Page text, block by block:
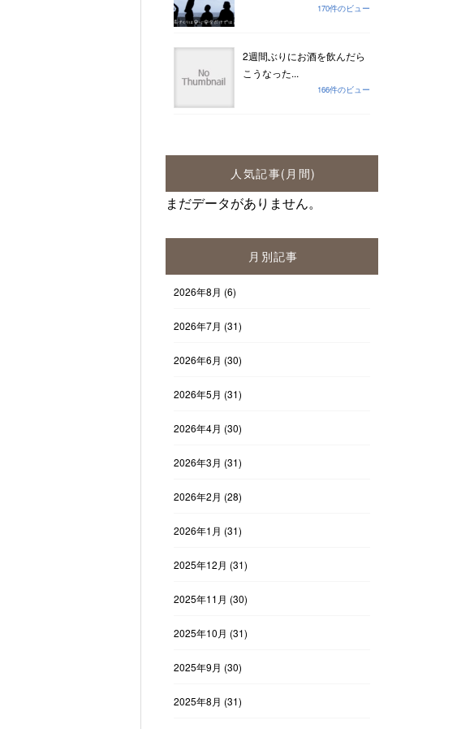
170件のビュー
2週間ぶりにお酒を飲んだら
こうなった...
166件のビュー
人気記事(月間)
まだデータがありません。
月別記事
2026年8月 (6)
2026年7月 (31)
2026年6月 (30)
2026年5月 (31)
2026年4月 (30)
2026年3月 (31)
2026年2月 (28)
2026年1月 (31)
2025年12月 (31)
2025年11月 (30)
2025年10月 (31)
2025年9月 (30)
2025年8月 (31)